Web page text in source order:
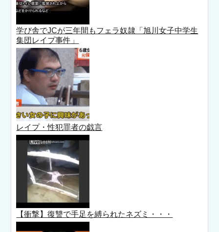
学び舎でJCが三年間もフェラ奴隷「旭川女子中学生
集団レイプ事件」
レイプ・性犯罪者の戯言
【衝撃】復讐で手足を縛られたネズミ・・・